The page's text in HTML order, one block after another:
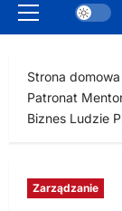
Menu
Strona domowa
Patronat
Biznes Ludzie
Zarządzanie